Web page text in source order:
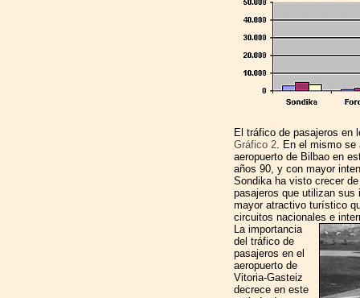
El tráfico de pasajeros en
Gráfico 2. En el mismo se
aeropuerto de Bilbao en
años 90, y con mayor
Sondika ha visto crecer
pasajeros que utilizan sus
mayor atractivo turístico
circuitos nacionales e
La importancia
del tráfico de
pasajeros en el
aeropuerto de
Vitoria-Gasteiz
decrece en este